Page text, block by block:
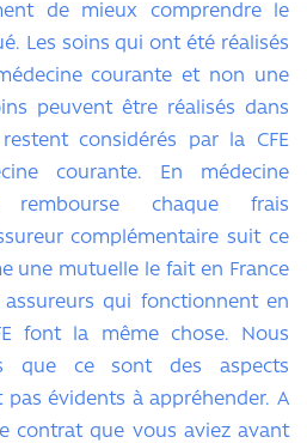
de mieux comprendre le
Les soins qui ont été réalisés
courante et non une
peuvent être réalisés dans
considérés par la CFE
courante. En médecine
chaque frais
complémentaire suit ce
une mutuelle le fait en France
assureurs qui fonctionnent en
font la même chose. Nous
que ce sont des aspects
évidents à appréhender. A
contrat que vous aviez avant